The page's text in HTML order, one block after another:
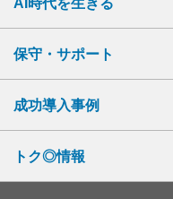
AI時代を生きる
保守・サポート
成功導入事例
トク◎情報